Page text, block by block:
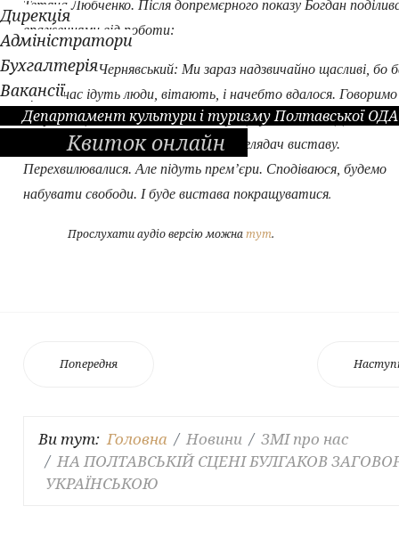
Дирекція
Адміністратори
Бухгалтерія
Вакансії
Департамент культури і туризму Полтавської ОДА
Квиток онлайн
Тетяна Любченко. Після допремєрного показу Богдан
враженнями від роботи:
Богдан Чернявський: Ми зараз надзвичайно щасливі, бо
що до нас ідуть люди, вітають, і начебто вдалося.
обережно, бо надслкадний матеірал, дуже важко. До
готувалися, ми не знали, як сприйме глядач виставу.
Перехвилювалися. Але підуть прем’єри. Сподіваюся, будемо
набувати свободи. І буде вистава покращуватися.
Прослухати аудіо версію можнатут.
Попередня
Ви тут:Головна Новини
ЗМІ про нас
НА ПОЛТАВСЬКІЙ СЦЕНІ БУЛГАКОВ
УКРАЇНСЬКОЮ